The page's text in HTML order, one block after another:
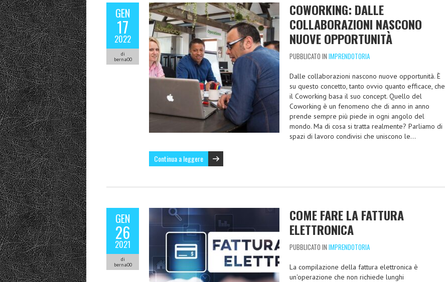
GEN
17
2022
di
berna00
COWORKING: DALLE
COLLABORAZIONI NASCONO
NUOVE OPPORTUNITÀ
PUBBLICATO IN IMPRENDOTORIA
Dalle collaborazioni nascono nuove opportunità. È
su questo concetto, tanto ovvio quanto efficace, che
il Coworking basa il suo concept. Quello del
Coworking è un fenomeno che di anno in anno
prende sempre più piede in ogni angolo del
mondo. Ma di cosa si tratta realmente? Parliamo di
spazi di lavoro condivisi che uniscono le…
Continua a leggere
GEN
26
2021
di
berna00
COME FARE LA FATTURA
ELETTRONICA
PUBBLICATO IN IMPRENDOTORIA
La compilazione della fattura elettronica è
un'operazione che non richiede lunghi